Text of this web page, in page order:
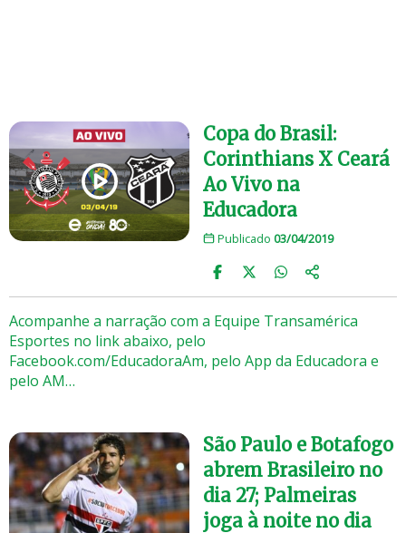
Copa do Brasil:
Corinthians X Ceará
Ao Vivo na
Educadora
Publicado 03/04/2019
Acompanhe a narração com a Equipe Transamérica
Esportes no link abaixo, pelo
Facebook.com/EducadoraAm, pelo App da Educadora e
pelo AM…
São Paulo e Botafogo
abrem Brasileiro no
dia 27; Palmeiras
joga à noite no dia